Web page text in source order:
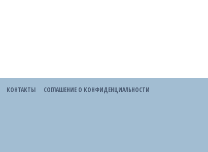
КОНТАКТЫ СОГЛАШЕНИЕ О КОНФИДЕНЦИАЛЬНОСТИ